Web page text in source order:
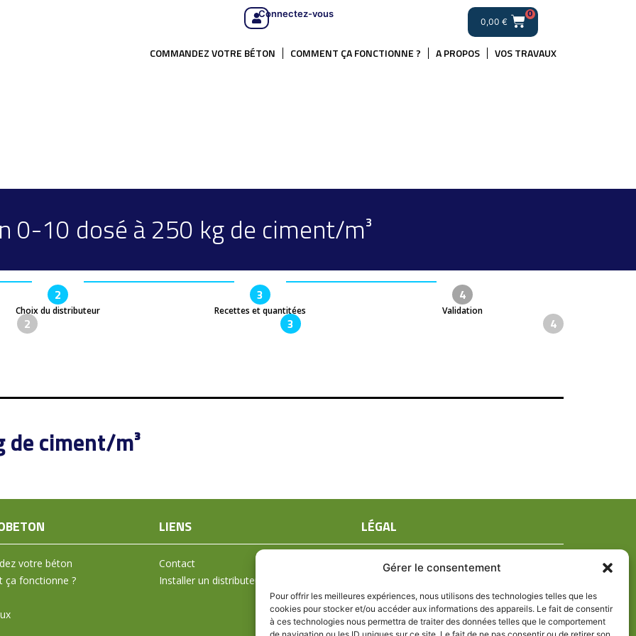
Gérer le consentement
Pour offrir les meilleures expériences, nous utilisons des technologies telles que les
cookies pour stocker et/ou accéder aux informations des appareils. Le fait de consentir
à ces technologies nous permettra de traiter des données telles que le comportement
Connectez-vous
0,00 €
0
COMMANDEZ VOTRE BÉTON COMMENT ÇA FONCTIONNE ? A PROPOS VOS TRAVAUX
0-10 dosé à 250 kg de ciment/m³
2
Choix du distributeur
3
Recettes et quantitées
4
Validation
2 3 4
de ciment/m³
votre béton
ça fonctionne ?
LIENS
Contact
Installer un distributeur
LÉGAL
Mentions légales
Politique de confidentialité
Politique de cookies (UE)